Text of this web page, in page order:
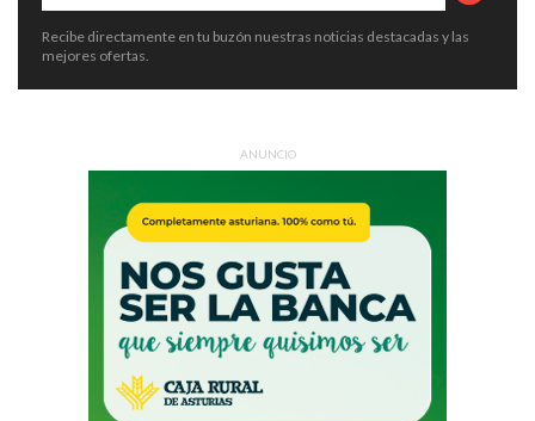
Recibe directamente en tu buzón nuestras noticias destacadas y las
mejores ofertas.
ANUNCIO